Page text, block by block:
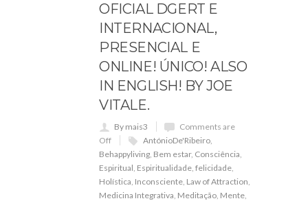
OFICIAL DGERT E
INTERNACIONAL,
PRESENCIAL E
ONLINE! ÚNICO! ALSO
IN ENGLISH! BY JOE
VITALE.
By mais3
Comments are
Off
AntónioDe'Ribeiro
Behappyliving Bem estar, Consciência
Espiritual Espiritualidade felicidade
Holística Inconsciente Law of Attraction
Medicina Integrativa Meditação Mente